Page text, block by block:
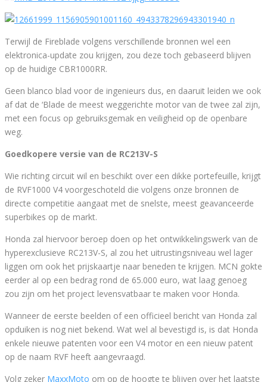
Terwijl de Fireblade volgens verschillende bronnen wel een
elektronica-update zou krijgen, zou deze toch gebaseerd blijven
op de huidige CBR1000RR.
Geen blanco blad voor de ingenieurs dus, en daaruit leiden we ook
af dat de ‘Blade de meest weggerichte motor van de twee zal zijn,
met een focus op gebruiksgemak en veiligheid op de openbare
weg.
Goedkopere versie van de RC213V-S
Wie richting circuit wil en beschikt over een dikke portefeuille, krijgt
de RVF1000 V4 voorgeschoteld die volgens onze bronnen de
directe competitie aangaat met de snelste, meest geavanceerde
superbikes op de markt.
Honda zal hiervoor beroep doen op het ontwikkelingswerk van de
hyperexclusieve RC213V-S, al zou het uitrustingsniveau wel lager
liggen om ook het prijskaartje naar beneden te krijgen. MCN gokte
eerder al op een bedrag rond de 65.000 euro, wat laag genoeg
zou zijn om het project levensvatbaar te maken voor Honda.
Wanneer de eerste beelden of een officieel bericht van Honda zal
opduiken is nog niet bekend. Wat wel al bevestigd is, is dat Honda
enkele nieuwe patenten voor een V4 motor en een nieuw patent
op de naam RVF heeft aangevraagd.
Volg zeker MaxxMoto om op de hoogte te blijven over het laatste